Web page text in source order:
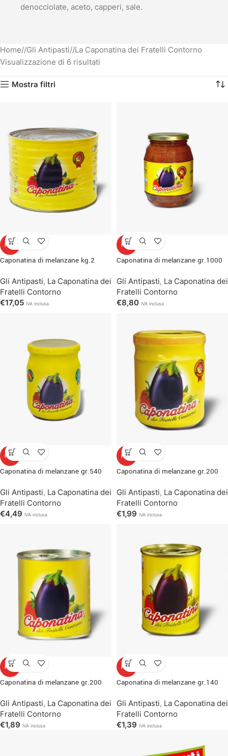
denocciolate, aceto, capperi, sale.
Home/ Gli Antipasti/ La Caponatina dei Fratelli Contorno
Visualizzazione di 6 risultati
Mostra filtri
HOT
Caponatina di melanzane kg.2
Gli Antipasti, La Caponatina dei
Fratelli Contorno
€17,05 IVA inclusa
HOT
Caponatina di melanzane gr.1000
Gli Antipasti, La Caponatina dei
Fratelli Contorno
€8,80 IVA inclusa
HOT
Caponatina di melanzane gr.540
Gli Antipasti, La Caponatina dei
Fratelli Contorno
€4,49 IVA inclusa
HOT
Caponatina di melanzane gr.200
Gli Antipasti, La Caponatina dei
Fratelli Contorno
€1,99 IVA inclusa
HOT
Caponatina di melanzane gr.200
Gli Antipasti, La Caponatina dei
Fratelli Contorno
€1,89 IVA inclusa
HOT
Caponatina di melanzane gr.140
Gli Antipasti, La Caponatina dei
Fratelli Contorno
€1,39 IVA inclusa